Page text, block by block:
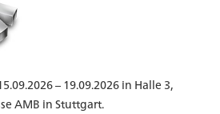
– 19.09.2026 in Halle 3,
AMB in Stuttgart.